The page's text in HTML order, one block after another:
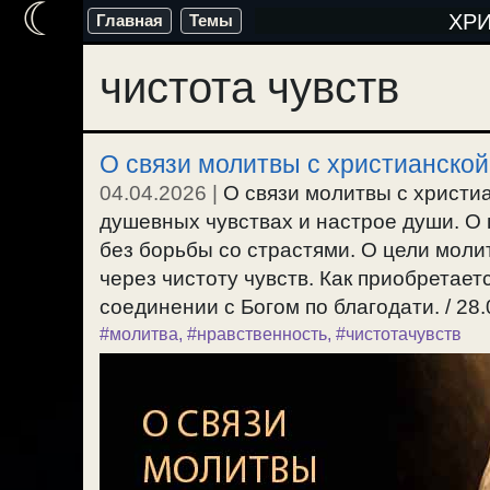
Перейти
содержимому
Главная Темы
чистота чувств
О связи молитвы с
04.04.2026
О связи молитвы с
душевных чувствах и настрое души. О
без борьбы со страстями. О цели
через чистоту чувств. Как
соединении с Богом по благодати. /
#молитва, #нравственность, #чистотачувств
☾